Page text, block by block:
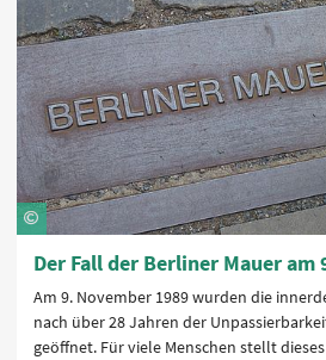
Der Fall der Berliner Mauer am
Am 9. November 1989 wurden die
nach über 28 Jahren der
geöffnet. Für viele Menschen stellt